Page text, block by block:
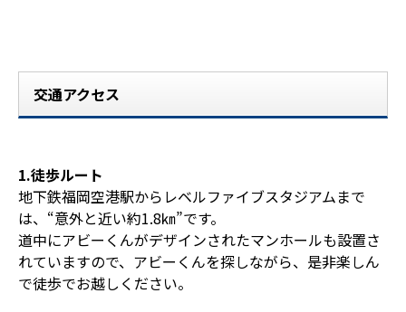
交通アクセス
1.徒歩ルート
地下鉄福岡空港駅からレベルファイブスタジアムまで
は、“意外と近い約1.8㎞”です。
道中にアビーくんがデザインされたマンホールも設置さ
れていますので、アビーくんを探しながら、是非楽しん
で徒歩でお越しください。